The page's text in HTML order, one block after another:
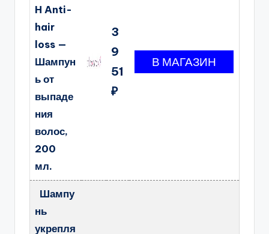
H Anti-
hair
loss —
Шампун
ь от
выпаде
ния
волос,
200
мл.
3
9
51
₽
Шампу
нь
укрепля